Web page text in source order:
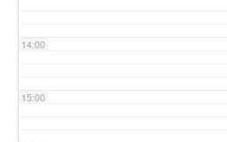
14:00
15:00